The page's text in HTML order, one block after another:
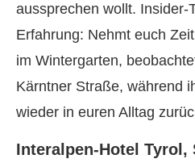
aussprechen wollt. Insider-
Erfahrung: Nehmt euch
im Wintergarten,
Kärntner Straße, während
wieder in euren Alltag
Interalpen-Hotel Tyrol,